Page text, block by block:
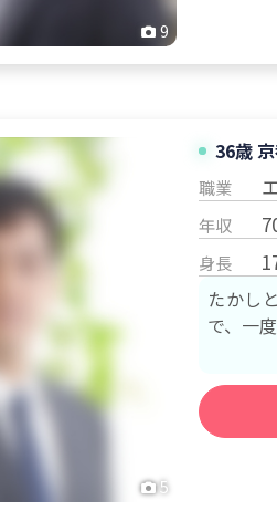
9
5
36歳
職業
年収
身長
たかし
で、一